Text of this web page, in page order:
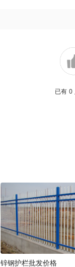
已有 0
锌钢护栏批发价格